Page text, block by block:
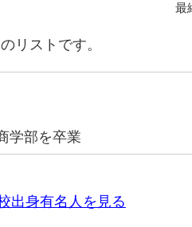
最
リストです。
学部を卒業
出身有名人を見る